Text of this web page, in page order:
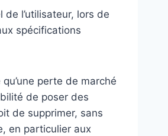
l’utilisateur, lors de
spécifications
perte de marché
de poser des
de supprimer, sans
en particulier aux